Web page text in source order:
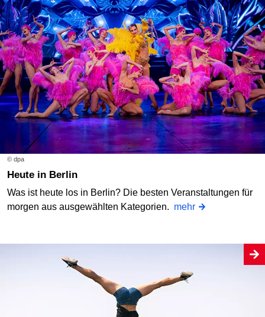
© dpa
Heute in Berlin
Was ist heute los in Berlin? Die besten Veranstaltungen für
morgen aus ausgewählten Kategorien. mehr